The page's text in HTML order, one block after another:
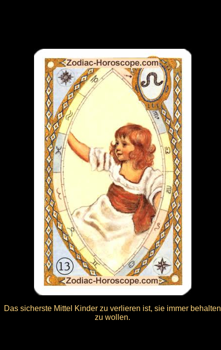
Das sicherste Mittel Kinder zu verlieren ist, sie immer behalten
zu wollen.